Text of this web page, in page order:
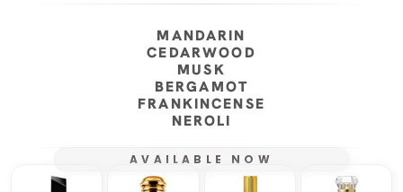
MANDARIN
CEDARWOOD
MUSK
BERGAMOT
FRANKINCENSE
NEROLI
AVAILABLE NOW